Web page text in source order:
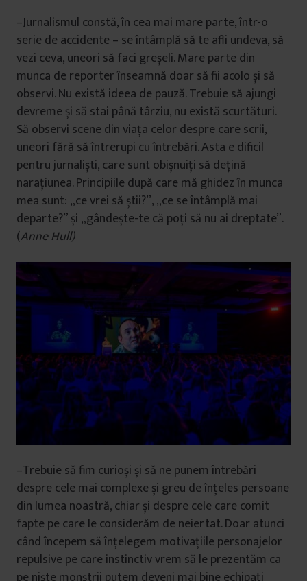
–Jurnalismul constă, în cea mai mare parte, într-o
serie de accidente – se întâmplă să te afli undeva, să
vezi ceva, uneori să faci greșeli. Mare parte din
munca de reporter înseamnă doar să fii acolo și să
observi. Nu există ideea de pauză. Trebuie să ajungi
devreme și să stai până târziu, nu există scurtături.
Să observi scene din viața celor despre care scrii,
uneori fără să întrerupi cu întrebări. Asta e dificil
pentru jurnaliști, care sunt obișnuiți să dețină
narațiunea. Principiile după care mă ghidez în munca
mea sunt: „ce vrei să știi?”, „ce se întâmplă mai
departe?” și „gândește-te că poți să nu ai dreptate”.
(Anne Hull)
–Trebuie să fim curioși și să ne punem întrebări
despre cele mai complexe și greu de înțeles persoane
din lumea noastră, chiar și despre cele care comit
fapte pe care le considerăm de neiertat. Doar atunci
când începem să înțelegem motivațiile personajelor
repulsive pe care instinctiv vrem să le prezentăm ca